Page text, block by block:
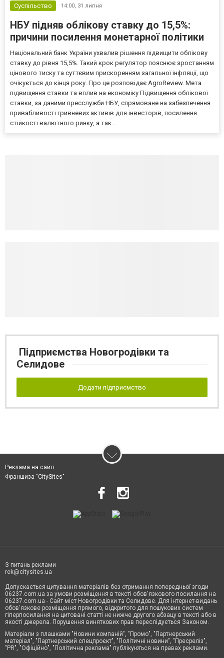
Суспільство 14:00, 31 липня
НБУ підняв облікову ставку до 15,5%:
причини посилення монетарної політики
Національний банк України ухвалив рішення підвищити облікову
ставку до рівня 15,5%. Такий крок регулятор пояснює зростанням
цінового тиску та суттєвим прискоренням загальної інфляції, що
очікується до кінця року. Про це розповідає AgroReview. Мета
підвищення ставки та вплив на економіку Підвищення облікової
ставки, за даними пресслужби НБУ, спрямоване на забезпечення
привабливості гривневих активів для інвесторів, посилення
стійкості валютного ринку, а так...
Підприємства Новогродівки та
Селидове
Додати підприємство
Реклама на сайті
Франшиза "CitySites"
З питань реклами
rek@citysites.ua
Допускається цитування матеріалів без отримання попередньої згоди
06237.com.ua за умови розміщення в тексті обов'язкового посилання на
06237.com.ua - Сайт міст Новогродівки та Селидове. Для інтернет-видань
обов'язкове розміщення прямого, відкритого для пошукових систем
гіперпосилання на цитовані статті не нижче другого абзацу в тексті або в
якості джерела. Порушення виняткових прав переслідується Законом.
Матеріали з плашками "Новини компаній", "Промо", "Партнерський
матеріал", "Партнерський спецпроєкт", "Політичні новини", "Пресреліз",
"PR", "Офіційно", "Політична реклама" публікуються на правах реклами.